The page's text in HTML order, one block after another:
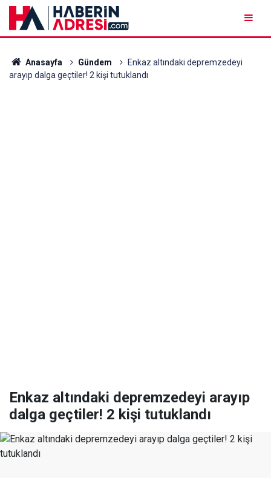
Anasayfa Gündem
Enkaz altındaki depremzedeyi
arayıp dalga geçtiler! 2 kişi tutuklandı
Enkaz altındaki depremzedeyi arayıp
dalga geçtiler! 2 kişi tutuklandı